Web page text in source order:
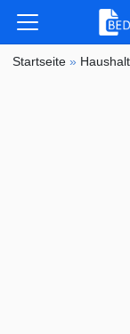
Startseite »